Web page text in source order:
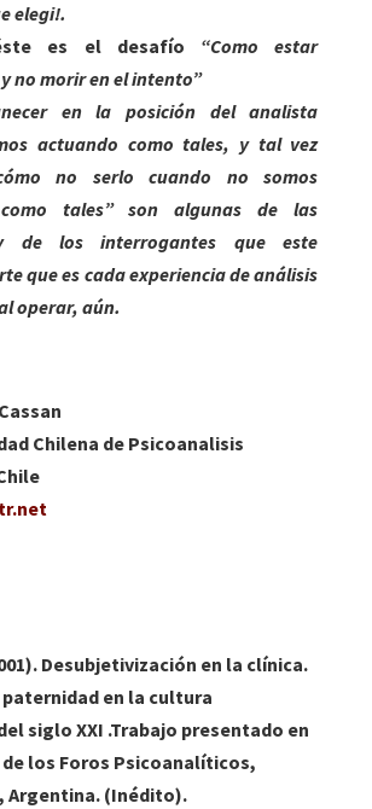
elegi!.
es el desafío “Como estar
no morir en el intento”
en la posición del analista
actuando como tales, y tal vez
no serlo cuando no somos
como tales” son algunas de las
de los interrogantes que este
que es cada experiencia de análisis
operar, aún.
Chilena de Psicoanalisis
Desubjetivización en la clínica.
en la cultura
siglo XXI .Trabajo presentado en
los Foros Psicoanalíticos,
Argentina. (Inédito).